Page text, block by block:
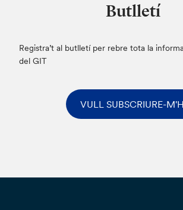
Butlletí
Registra’t al butlletí per rebre tota la
del GIT
VULL SUBSCRIURE-